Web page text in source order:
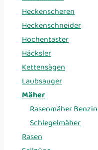
Heckenscheren
Heckenschneider
Hochentaster
Häcksler
Kettensägen
Laubsauger
Mäher
Rasenmäher Benzin
Schlegelmäher
Rasen